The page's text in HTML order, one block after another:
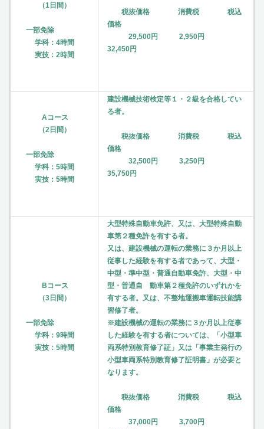
（1日間）
一部免除
学科：4時間
実技：2時間
税抜価格 消費税 税込
価格
29,500円 2,950円
32,450円
Aコース
（2日間）
一部免除
学科：5時間
実技：5時間
建設機械技術検定等１・２級を合格してい
る者。
税抜価格 消費税 税込
価格
32,500円 3,250円
35,750円
Bコース
（3日間）
一部免除
学科：9時間
実技：5時間
大型特殊自動車免許、又は、大型特殊自動
車第２種免許を有する者。
又は、建設機械の運転の業務に３か月以上
従事した経験を有する者であって、大型・
中型・準中型・普通自動車免許、大型・中
型・普通自 動車第２種免許のいずれかを
有する者。又は、不整地運搬車運転技能講
習修了者。
※建設機械の運転の業務に３か月以上従事
した経験を有する者については、「小型車
両系特別教育修了証」又は「事業主発行の
小型車両系特別教育修了証明書」が必要と
なります。
税抜価格 消費税 税込
価格
37,000円 3,700円